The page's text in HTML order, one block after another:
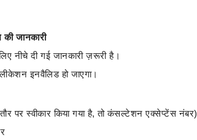
जानकारी
नीचे दी गई जानकारी ज़रूरी है।
इनवैलिड हो जाएगा।
पर स्वीकार किया गया है, तो कंसल्टेशन एक्सेप्टेंस नंबर)